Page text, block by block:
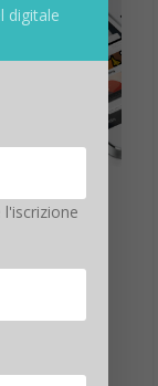
digitale